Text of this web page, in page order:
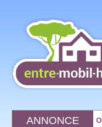
ANNONCE